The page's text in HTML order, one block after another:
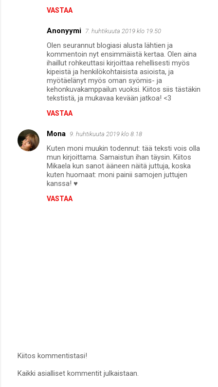
VASTAA
Anonyymi 7. huhtikuuta 2019 klo 19.50
Olen seurannut blogiasi alusta lähtien ja
kommentoin nyt ensimmäistä kertaa. Olen aina
ihaillut rohkeuttasi kirjoittaa rehellisesti myös
kipeistä ja henkilökohtaisista asioista, ja
myötäelänyt myös oman syömis- ja
kehonkuvakamppailun vuoksi. Kiitos siis tästäkin
tekstistä, ja mukavaa kevään jatkoa! <3
VASTAA
Mona 9. huhtikuuta 2019 klo 8.18
Kuten moni muukin todennut: tää teksti vois olla
mun kirjoittama. Samaistun ihan täysin. Kiitos
Mikaela kun sanot ääneen näitä juttuja, koska
kuten huomaat: moni painii samojen juttujen
kanssa! ♥
VASTAA
ä
Kiitos kommentistasi!
Kaikki asialliset kommentit julkaistaan.